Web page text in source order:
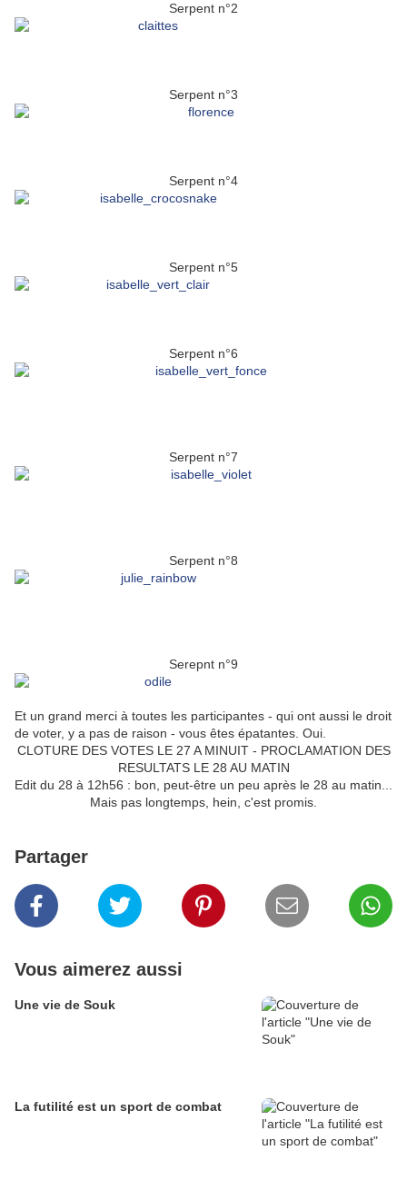
Serpent n°2
Serpent n°3
Serpent n°4
Serpent n°5
Serpent n°6
Serpent n°7
Serpent n°8
Serepnt n°9
Et un grand merci à toutes les participantes - qui ont aussi le droit
de voter, y a pas de raison - vous êtes épatantes. Oui.
CLOTURE DES VOTES LE 27 A MINUIT - PROCLAMATION DES
RESULTATS LE 28 AU MATIN
Edit du 28 à 12h56 : bon, peut-être un peu après le 28 au matin...
Mais pas longtemps, hein, c'est promis.
Partager
Vous aimerez aussi
Une vie de Souk
La futilité est un sport de combat